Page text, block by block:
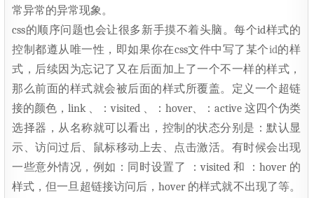
常异常的异常现象。
css的顺序问题也会让很多新手摸不着头脑。每个id样式的
控制都遵从唯一性，即如果你在css文件中写了某个id的样
式，后续因为忘记了又在后面加上了一个不一样的样式，
那么前面的样式就会被后面的样式所覆盖。定义一个超链
接的颜色，link 、：visited 、：hover、：active 这四个伪类
选择器，从名称就可以看出，控制的状态分别是：默认显
示、访问过后、鼠标移动上去、点击激活。有时候会出现
一些意外情况，例如：同时设置了 ：visited 和 ：hover 的
样式，但一旦超链接访问后，hover 的样式就不出现了等。